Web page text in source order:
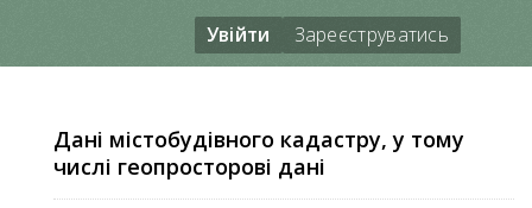
Увійти Зареєструватись
Дані містобудівного кадастру, у тому
числі геопросторові дані